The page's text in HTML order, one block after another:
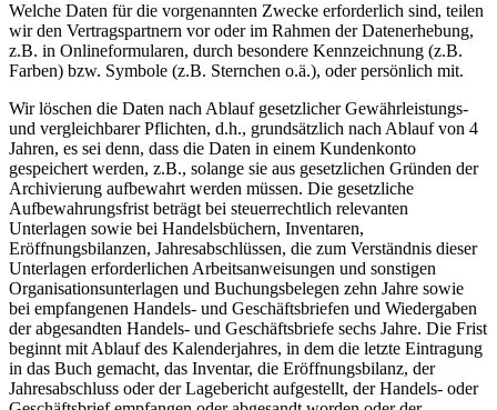
Welche Daten für die vorgenannten Zwecke erforderlich sind, teilen
wir den Vertragspartnern vor oder im Rahmen der Datenerhebung,
z.B. in Onlineformularen, durch besondere Kennzeichnung (z.B.
Farben) bzw. Symbole (z.B. Sternchen o.ä.), oder persönlich mit.
Wir löschen die Daten nach Ablauf gesetzlicher Gewährleistungs-
und vergleichbarer Pflichten, d.h., grundsätzlich nach Ablauf von 4
Jahren, es sei denn, dass die Daten in einem Kundenkonto
gespeichert werden, z.B., solange sie aus gesetzlichen Gründen der
Archivierung aufbewahrt werden müssen. Die gesetzliche
Aufbewahrungsfrist beträgt bei steuerrechtlich relevanten
Unterlagen sowie bei Handelsbüchern, Inventaren,
Eröffnungsbilanzen, Jahresabschlüssen, die zum Verständnis dieser
Unterlagen erforderlichen Arbeitsanweisungen und sonstigen
Organisationsunterlagen und Buchungsbelegen zehn Jahre sowie
bei empfangenen Handels- und Geschäftsbriefen und Wiedergaben
der abgesandten Handels- und Geschäftsbriefe sechs Jahre. Die Frist
beginnt mit Ablauf des Kalenderjahres, in dem die letzte Eintragung
in das Buch gemacht, das Inventar, die Eröffnungsbilanz, der
Jahresabschluss oder der Lagebericht aufgestellt, der Handels- oder